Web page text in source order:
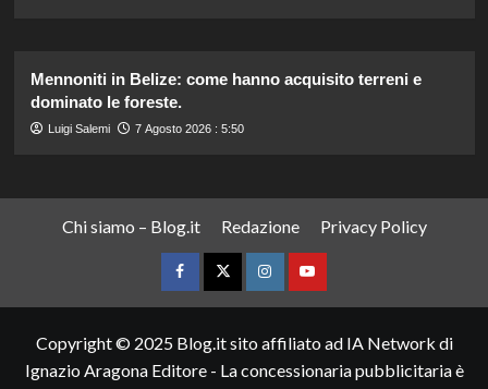
Mennoniti in Belize: come hanno acquisito terreni e
dominato le foreste.
Luigi Salemi 7 Agosto 2026 : 5:50
Chi siamo – Blog.it Redazione Privacy Policy
FacebookTwitterInstagramYouTube
Copyright © 2025 Blog.it sito affiliato ad IA Network di
Ignazio Aragona Editore - La concessionaria pubblicitaria è